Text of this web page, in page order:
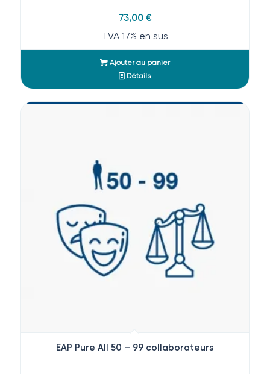
73,00 €
TVA 17% en sus
Ajouter au panier
Détails
EAP Pure All 50 – 99 collaborateurs